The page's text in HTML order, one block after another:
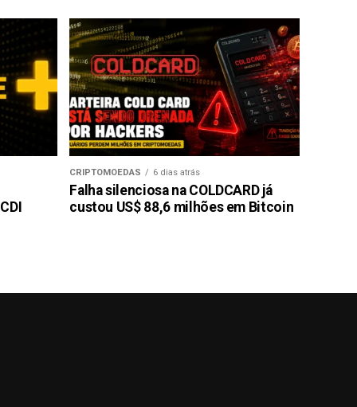
CRIPTOMOEDAS 6 dias atrás
Falha silenciosa na COLDCARD já
custou US$ 88,6 milhões em Bitcoin